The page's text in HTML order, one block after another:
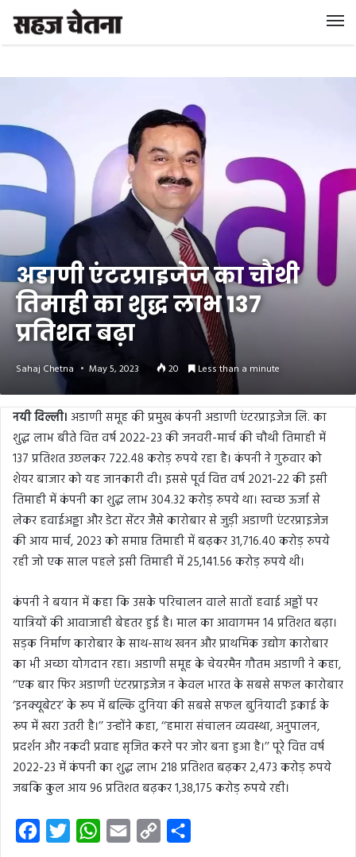
अडाणी एंटरप्राइजेज का चौथी
तिमाही का शुद्ध लाभ 137
प्रतिशत बढ़ा
Sahaj Chetna May 5, 2023 20 Less than a minute
नयी दिल्ली। अडाणी समूह की प्रमुख कंपनी अडाणी एंटरप्राइजेज लि. का
शुद्ध लाभ बीते वित्त वर्ष 2022-23 की जनवरी-मार्च की चौथी तिमाही में
137 प्रतिशत उछलकर 722.48 करोड़ रुपये रहा है। कंपनी ने गुरुवार को
शेयर बाजार को यह जानकारी दी। इससे पूर्व वित्त वर्ष 2021-22 की इसी
तिमाही में कंपनी का शुद्ध लाभ 304.32 करोड़ रुपये था। स्वच्छ ऊर्जा से
लेकर हवाईअड्डा और डेटा सेंटर जैसे कारोबार से जुड़ी अडाणी एंटरप्राइजेज
की आय मार्च, 2023 को समाप्त तिमाही में बढ़कर 31,716.40 करोड़ रुपये
रही जो एक साल पहले इसी तिमाही में 25,141.56 करोड़ रुपये थी।
कंपनी ने बयान में कहा कि उसके परिचालन वाले सातों हवाई अड्डों पर
यात्रियों की आवाजाही बेहतर हुई है। माल का आवागमन 14 प्रतिशत बढ़ा।
सड़क निर्माण कारोबार के साथ-साथ खनन और प्राथमिक उद्योग कारोबार
का भी अच्छा योगदान रहा। अडाणी समूह के चेयरमैन गौतम अडाणी ने कहा,
‘‘एक बार फिर अडाणी एंटरप्राइजेज न केवल भारत के सबसे सफल कारोबार
‘इनक्यूबेटर’ के रूप में बल्कि दुनिया की सबसे सफल बुनियादी इकाई के
रूप में खरा उतरी है।’’ उन्होंने कहा, ‘‘हमारा संचालन व्यवस्था, अनुपालन,
प्रदर्शन और नकदी प्रवाह सृजित करने पर जोर बना हुआ है।’’ पूरे वित्त वर्ष
2022-23 में कंपनी का शुद्ध लाभ 218 प्रतिशत बढ़कर 2,473 करोड़ रुपये
जबकि कुल आय 96 प्रतिशत बढ़कर 1,38,175 करोड़ रुपये रही।
W